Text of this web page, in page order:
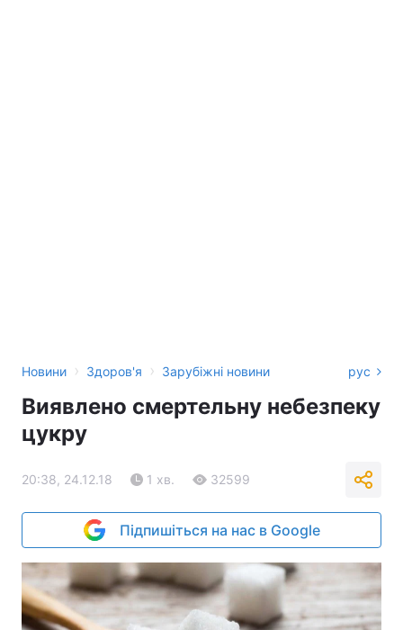
Новини › Здоров'я › Зарубіжні новини рус
Виявлено смертельну небезпеку
цукру
20:38, 24.12.18 1 хв. 32599
Підпишіться на нас в Google